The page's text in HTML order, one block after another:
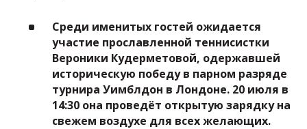
Cреди именитых гостей ожидается
участие прославленной теннисистки
Вероники Кудерметовой, одержавшей
историческую победу в парном разряде
турнира Уимблдон в Лондоне. 20 июля в
14:30 она проведёт открытую зарядку на
свежем воздухе для всех желающих.